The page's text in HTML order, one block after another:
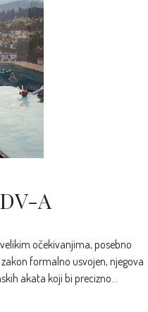
A
očekivanjima, posebno
formalno usvojen, njegova
akata koji bi precizno...